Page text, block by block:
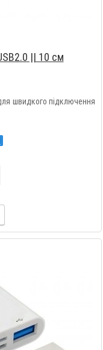
|| 10 см
швидкого підключення